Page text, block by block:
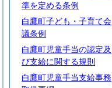
準を定める条例
白鷹町子ども・子育て会
議条例
白鷹町児童手当の認定及
び支給に関する規則
白鷹町児童手当支給事務